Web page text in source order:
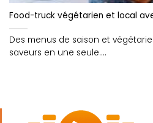
Food-truck végétarien et local
Des menus de saison et
saveurs en une seule....